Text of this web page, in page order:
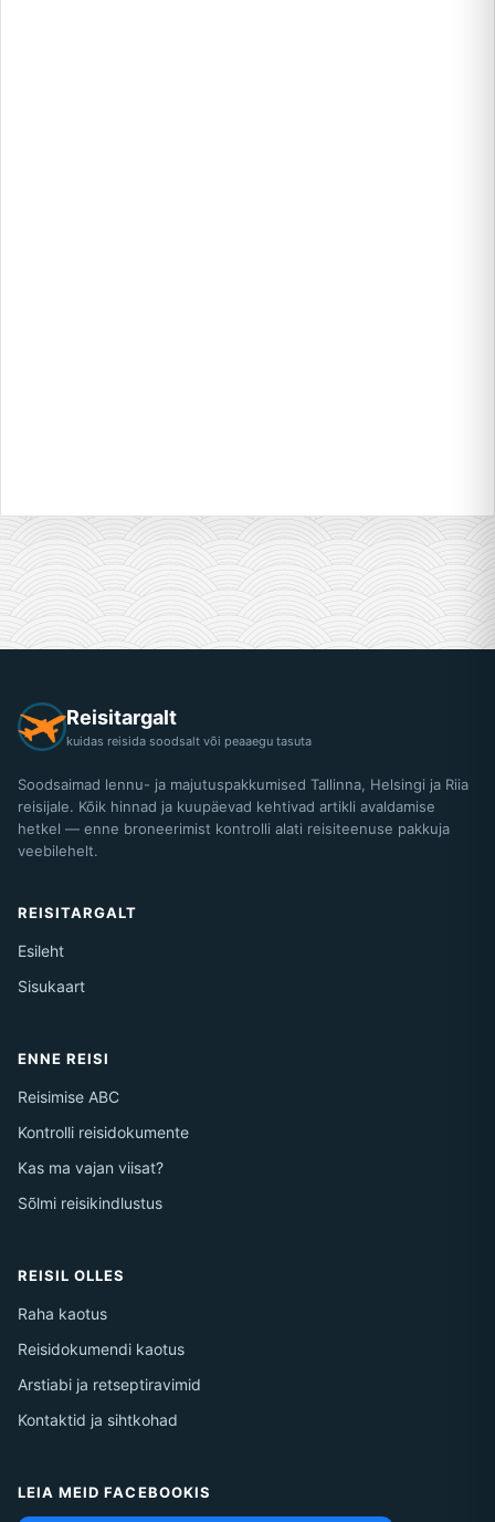
Reisitargalt
kuidas reisida soodsalt või peaaegu tasuta
Soodsaimad lennu- ja majutuspakkumised Tallinna, Helsingi ja Riia
reisijale. Kõik hinnad ja kuupäevad kehtivad artikli avaldamise
hetkel — enne broneerimist kontrolli alati reisiteenuse pakkuja
veebilehelt.
REISITARGALT
Esileht
Sisukaart
ENNE REISI
Reisimise ABC
Kontrolli reisidokumente
Kas ma vajan viisat?
Sõlmi reisikindlustus
REISIL OLLES
Raha kaotus
Reisidokumendi kaotus
Arstiabi ja retseptiravimid
Kontaktid ja sihtkohad
LEIA MEID FACEBOOKIS